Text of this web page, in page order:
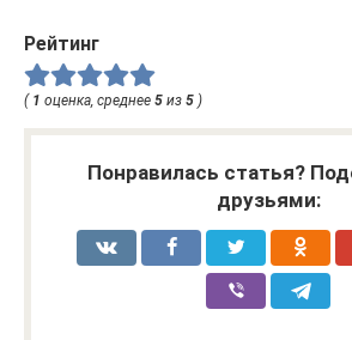
Рейтинг
( 1 оценка, среднее 5 из 5 )
Понравилась статья?
друзьями: